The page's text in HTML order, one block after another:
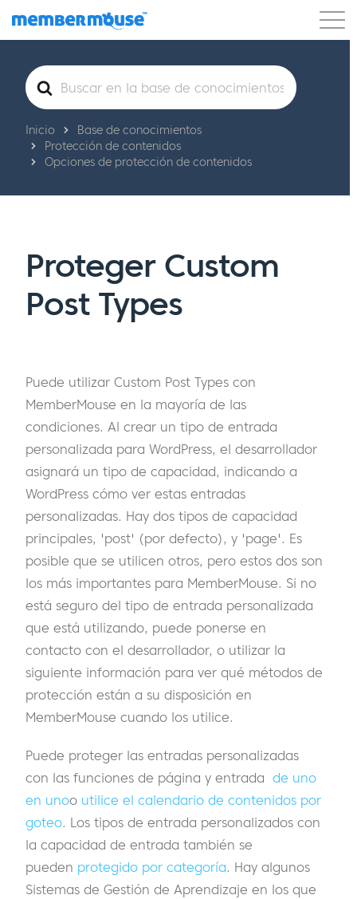
Características Clientes Precios
Comenzar
Buscar
Inicio
Base de conocimientos
Protección de contenidos
Opciones de protección de contenidos
Proteger Custom
Post Types
Puede utilizar Custom Post Types con
MemberMouse en la mayoría de las
condiciones. Al crear un tipo de entrada
personalizada para WordPress, el desarrollador
asignará un tipo de capacidad, indicando a
WordPress cómo ver estas entradas
personalizadas. Hay dos tipos de capacidad
principales, 'post' (por defecto), y 'page'. Es
posible que se utilicen otros, pero estos dos son
los más importantes para MemberMouse. Si no
está seguro del tipo de entrada personalizada
que está utilizando, puede ponerse en
contacto con el desarrollador, o utilizar la
siguiente información para ver qué métodos de
protección están a su disposición en
MemberMouse cuando los utilice.
Puede proteger las entradas personalizadas
con las funciones de página y entrada de uno
en unoo utilice el calendario de contenidos por
goteo. Los tipos de entrada personalizados con
la capacidad de entrada también se
pueden protegido por categoría. Hay algunos
Sistemas de Gestión de Aprendizaje en los que